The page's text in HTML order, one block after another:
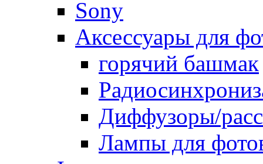
Sony
Аксессуары для
горячий башмак
Диффузоры/
Лампы для